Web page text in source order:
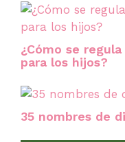
¿Cómo se
para los hijos?
35 nombres de